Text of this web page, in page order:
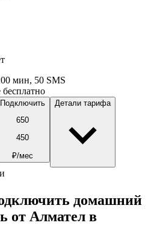
мин, 50 SMS
Подключить
650
450
₽/мес
Детали тарифа
домашний
от Алмател в